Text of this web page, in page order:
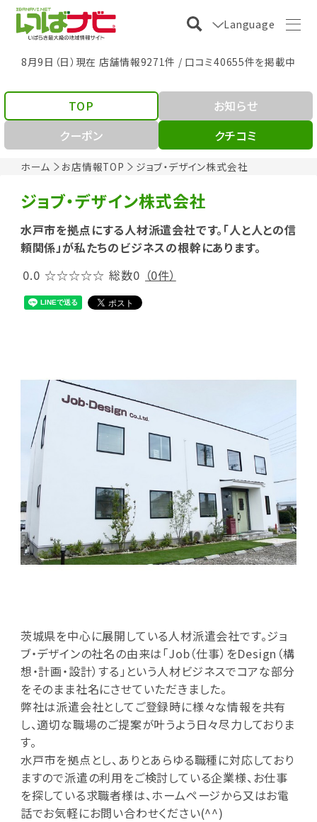
Language
8月9日（日）現在 店舗情報9271件 / 口コミ40655件を掲載中
ホーム お店情報TOP ジョブ・デザイン株式会社
TOP
お知らせ
クーポン
クチコミ
ジョブ・デザイン株式会社
水戸市を拠点にする人材派遣会社です。「人と人との信
頼関係」が私たちのビジネスの根幹にあります。
0.0 ☆☆☆☆☆ 総数0 （0件）
茨城県を中心に展開している人材派遣会社です。ジョ
ブ・デザインの社名の由来は「Job（仕事）をDesign（構
想・計画・設計）する」という人材ビジネスでコアな部分
をそのまま社名にさせていただきました。
弊社は派遣会社としてご登録時に様々な情報を共有
し、適切な職場のご提案が叶うよう日々尽力しておりま
す。
水戸市を拠点とし、ありとあらゆる職種に対応しており
ますので派遣の利用をご検討している企業様、お仕事
を探している求職者様は、ホームページから又はお電
話でお気軽にお問い合わせください(^^)